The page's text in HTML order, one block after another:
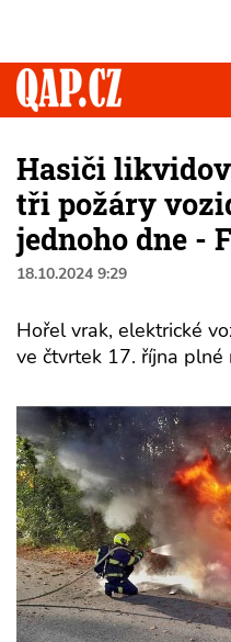
Hasiči
tři požáry
jednoho dne -
18.10.2024 9:29
Hořel vrak, elektrické
ve čtvrtek 17. října plné